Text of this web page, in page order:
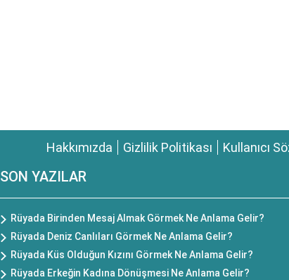
Hakkımızda Gizlilik Politikası Kullanıcı
SON YAZILAR
Rüyada Birinden Mesaj Almak Görmek Ne Anlama Gelir?
Rüyada Deniz Canlıları Görmek Ne Anlama Gelir?
Rüyada Küs Olduğun Kızını Görmek Ne Anlama Gelir?
Rüyada Erkeğin Kadına Dönüşmesi Ne Anlama Gelir?